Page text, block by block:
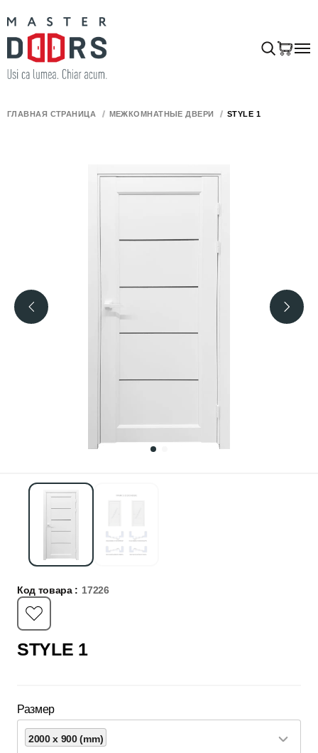
ГЛАВНАЯ СТРАНИЦА МЕЖКОМНАТНЫЕ ДВЕРИ STYLE 1
Код товара : 17226
STYLE 1
Размер
2000 x 900 (mm)